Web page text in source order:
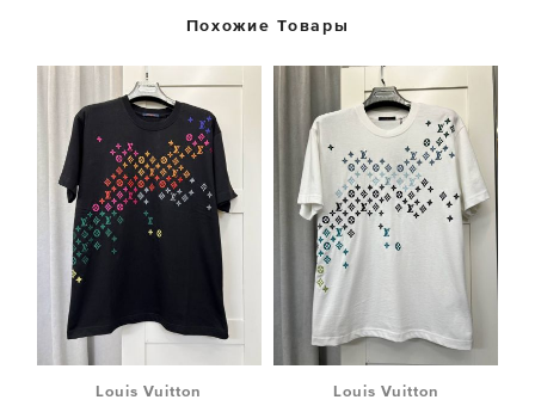
Похожие Товары
Louis Vuitton Louis Vuitton